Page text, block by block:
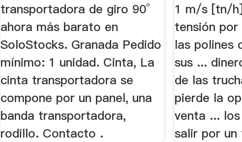
transportadora de giro 90°
ahora más barato en
SoloStocks. Granada Pedido
mínimo: 1 unidad. Cinta, La
cinta transportadora se
compone por un panel, una
banda transportadora,
rodillo. Contacto .
1 m/s [tn/
tensión
las polines
sus ...
de las
pierde la
venta ...
salir por un